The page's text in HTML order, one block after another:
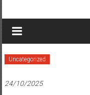
Uncategorized
24/10/2025